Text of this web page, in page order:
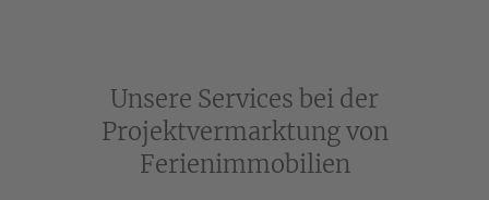
Unsere Services bei der
Projektvermarktung von
Ferienimmobilien